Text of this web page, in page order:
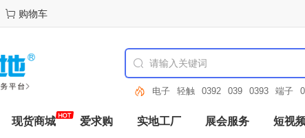
购物车
电子 轻触 0392 039 0393 端子
现货商城 爱求购 实地工厂 展会服务 短视